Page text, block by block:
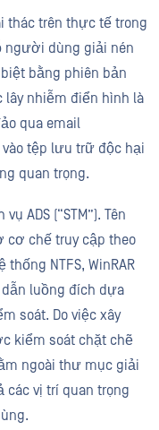
thác trên thực tế trong
người dùng giải nén
bằng phiên bản
lây nhiễm điển hình là
qua email
tệp lưu trữ độc hại
quan trọng.
ADS (“STM”). Tên
cơ chế truy cập theo
NTFS, WinRAR
luồng đích dựa
soát. Do việc xây
kiểm soát chặt chẽ
ngoài thư mục giải
các vị trí quan trọng